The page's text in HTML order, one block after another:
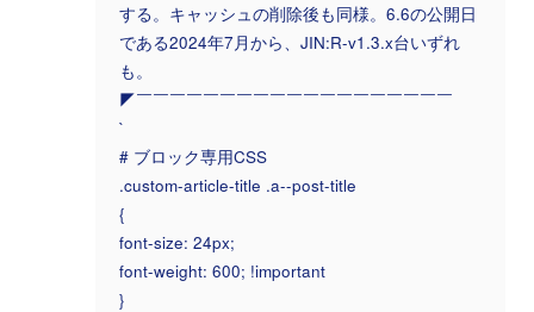
する。キャッシュの削除後も同様。6.6の公開日
である2024年7月から、JIN:R-v1.3.x台いずれ
も。
◤￣￣￣￣￣￣￣￣￣￣￣￣￣￣￣￣￣￣￣
`
# ブロック専用CSS
.custom-article-title .a--post-title
{
font-size: 24px;
font-weight: 600; !important
}